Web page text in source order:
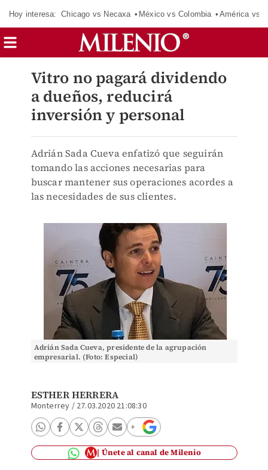
Hoy interesa: Chicago vs Necaxa México vs Colombia América vs
Vitro no pagará dividendo
a dueños, reducirá
inversión y personal
Adrián Sada Cueva enfatizó que seguirán
tomando las acciones necesarias para
buscar mantener sus operaciones acordes a
las necesidades de sus clientes.
Adrián Sada Cueva, presidente de la agrupación
empresarial. (Foto: Especial)
ESTHER HERRERA
Monterrey / 27.03.2020 21:08:30
Únete al canal de Milenio